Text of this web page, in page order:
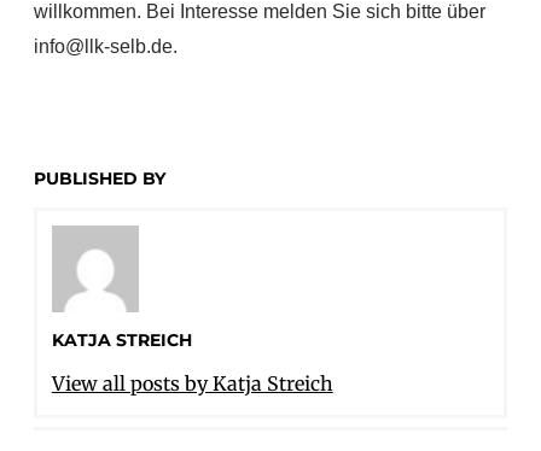
willkommen. Bei Interesse melden Sie sich bitte über
info@llk-selb.de.
PUBLISHED BY
KATJA STREICH
View all posts by Katja Streich